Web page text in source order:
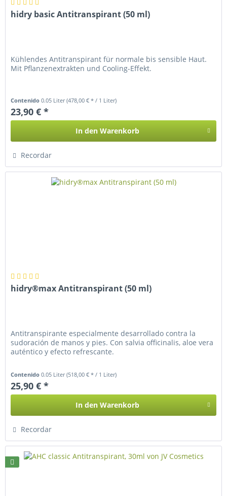
hidry basic Antitranspirant (50 ml)
Kühlendes Antitranspirant für normale bis sensible Haut.
Mit Pflanzenextrakten und Cooling-Effekt.
Contenido0.05 Liter(478,00 € * / 1 Liter)
23,90 € *
In den Warenkorb
Recordar
hidry®max Antitranspirant (50 ml)
Antitranspirante especialmente desarrollado contra la
sudoración de manos y pies. Con salvia officinalis, aloe vera
auténtico y efecto refrescante.
Contenido0.05 Liter(518,00 € * / 1 Liter)
25,90 € *
In den Warenkorb
Recordar